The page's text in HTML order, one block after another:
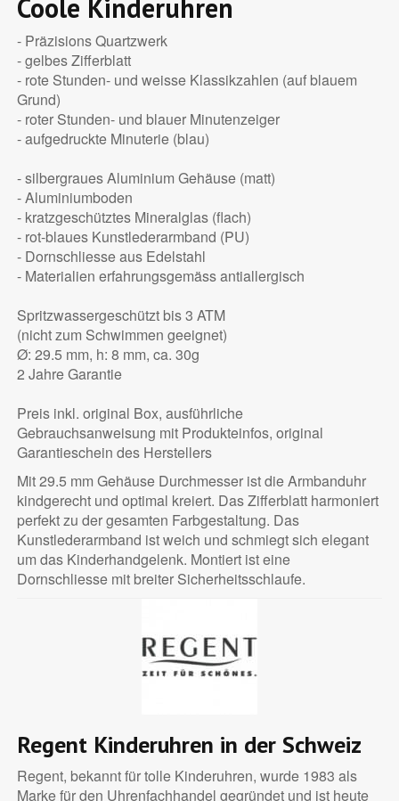
Coole Kinderuhren
- Präzisions Quartzwerk
- gelbes Zifferblatt
- rote Stunden- und weisse Klassikzahlen (auf blauem
Grund)
- roter Stunden- und blauer Minutenzeiger
- aufgedruckte Minuterie (blau)
- silbergraues Aluminium Gehäuse (matt)
- Aluminiumboden
- kratzgeschütztes Mineralglas (flach)
- rot-blaues Kunstlederarmband (PU)
- Dornschliesse aus Edelstahl
- Materialien erfahrungsgemäss antiallergisch
Spritzwassergeschützt bis 3 ATM
(nicht zum Schwimmen geeignet)
Ø: 29.5 mm, h: 8 mm, ca. 30g
2 Jahre Garantie
Preis inkl. original Box, ausführliche
Gebrauchsanweisung mit Produkteinfos, original
Garantieschein des Herstellers
Mit 29.5 mm Gehäuse Durchmesser ist die Armbanduhr
kindgerecht und optimal kreiert. Das Zifferblatt harmoniert
perfekt zu der gesamten Farbgestaltung. Das
Kunstlederarmband ist weich und schmiegt sich elegant
um das Kinderhandgelenk. Montiert ist eine
Dornschliesse mit breiter Sicherheitsschlaufe.
Regent Kinderuhren in der Schweiz
Regent, bekannt für tolle Kinderuhren, wurde 1983 als
Marke für den Uhrenfachhandel gegründet und ist heute